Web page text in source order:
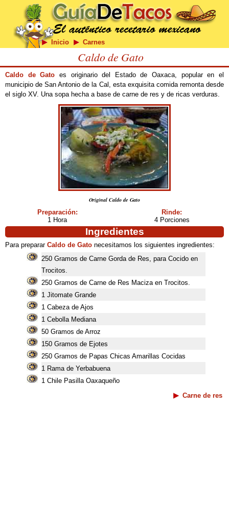
Inicio Carnes
Caldo de Gato
Caldo de Gato es originario del Estado de Oaxaca, popular en el
municipio de San Antonio de la Cal, esta exquisita comida remonta desde
el siglo XV. Una sopa hecha a base de carne de res y de ricas verduras.
Original Caldo de Gato
Preparación:
1 Hora
Rinde:
4 Porciones
Ingredientes
Para preparar Caldo de Gato necesitamos los siguientes ingredientes:
250 Gramos de Carne Gorda de Res, para Cocido en
Trocitos.
250 Gramos de Carne de Res Maciza en Trocitos.
1 Jitomate Grande
1 Cabeza de Ajos
1 Cebolla Mediana
50 Gramos de Arroz
150 Gramos de Ejotes
250 Gramos de Papas Chicas Amarillas Cocidas
1 Rama de Yerbabuena
1 Chile Pasilla Oaxaqueño
Carne de res